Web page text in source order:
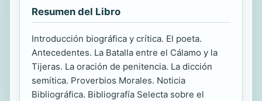
Resumen del Libro
Introducción biográfica y crítica. El poeta.
Antecedentes. La Batalla entre el Cálamo y la
Tijeras. La oración de penitencia. La dicción
semítica. Proverbios Morales. Noticia
Bibliográfica. Bibliografía Selecta sobre el